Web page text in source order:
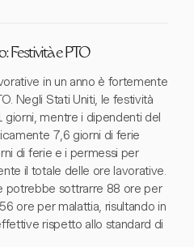
Festività e PTO
in un anno è fortemente
Negli Stati Uniti, le festività
mentre i dipendenti del
7,6 giorni di ferie
di ferie e i permessi per
il totale delle ore lavorative.
potrebbe sottrarre 88 ore per
ore per malattia, risultando in
rispetto allo standard di